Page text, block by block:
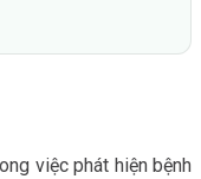
việc phát hiện bệnh